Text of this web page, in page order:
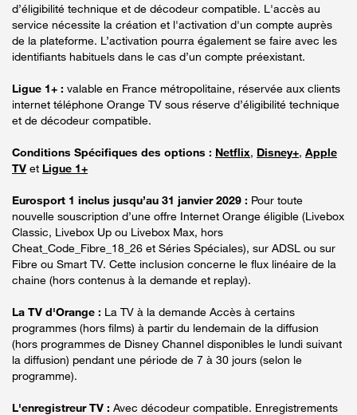
d’éligibilité technique et de décodeur compatible. L'accès au
service nécessite la création et l'activation d'un compte auprès
de la plateforme. L’activation pourra également se faire avec les
identifiants habituels dans le cas d’un compte préexistant.
Ligue 1+ : valable en France métropolitaine, réservée aux clients
internet téléphone Orange TV sous réserve d’éligibilité technique
et de décodeur compatible.
Conditions Spécifiques des options : Netflix, Disney+, Apple
TV et Ligue 1+
Eurosport 1 inclus jusqu’au 31 janvier 2029 : Pour toute
nouvelle souscription d’une offre Internet Orange éligible (Livebox
Classic, Livebox Up ou Livebox Max, hors
Cheat_Code_Fibre_18_26 et Séries Spéciales), sur ADSL ou sur
Fibre ou Smart TV. Cette inclusion concerne le flux linéaire de la
chaine (hors contenus à la demande et replay).
La TV d'Orange : La TV à la demande Accès à certains
programmes (hors films) à partir du lendemain de la diffusion
(hors programmes de Disney Channel disponibles le lundi suivant
la diffusion) pendant une période de 7 à 30 jours (selon le
programme).
L'enregistreur TV : Avec décodeur compatible. Enregistrements